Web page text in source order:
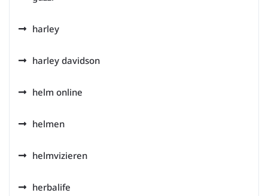
harley
harley davidson
helm online
helmen
helmvizieren
herbalife